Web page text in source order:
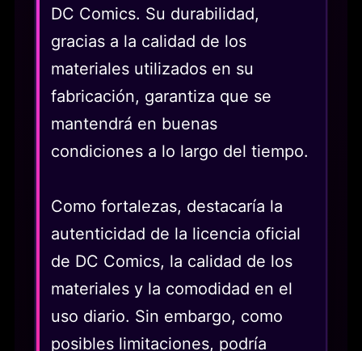
DC Comics. Su durabilidad,
gracias a la calidad de los
materiales utilizados en su
fabricación, garantiza que se
mantendrá en buenas
condiciones a lo largo del tiempo.
Como fortalezas, destacaría la
autenticidad de la licencia oficial
de DC Comics, la calidad de los
materiales y la comodidad en el
uso diario. Sin embargo, como
posibles limitaciones, podría